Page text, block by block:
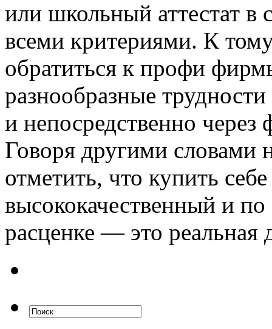
или школьный аттестат в
всеми критериями. К
обратиться к профи
разнообразные
и непосредственно
Говоря другими словами
отметить, что купить
высококачественный и
расценке — это реальная